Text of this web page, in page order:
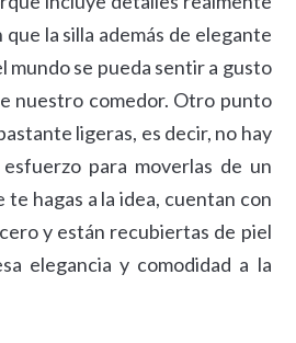
la silla además de elegante
mundo se pueda sentir a gusto
nuestro comedor. Otro punto
ligeras, es decir, no hay
para moverlas de un
te hagas a la idea, cuentan con
y están recubiertas de piel
elegancia y comodidad a la